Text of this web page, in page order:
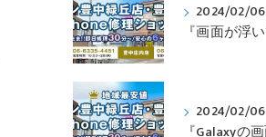
2024/02/06
2024/02/06